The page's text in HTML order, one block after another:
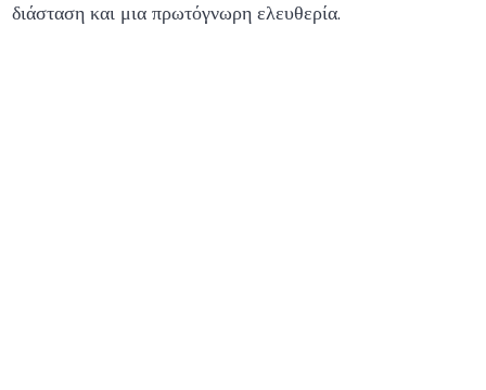
διάσταση και μια πρωτόγνωρη ελευθερία.